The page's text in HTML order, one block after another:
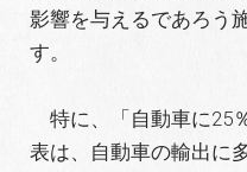
影響を与えるであろう
す。
特に、「自動車に25
表は、自動車の輸出に